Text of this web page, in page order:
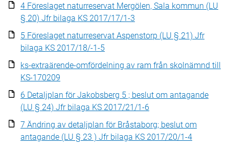
4 Föreslaget naturreservat Mergölen, Sala kommun (LU
§ 20) Jfr bilaga KS 2017/17/1-3
5 Föreslaget naturreservat Aspenstorp (LU § 21) Jfr
bilaga KS 2017/18/-1-5
ks-extraärende-omfördelning av ram från skolnämnd till
KS-170209
6 Detaljplan för Jakobsberg 5 ; beslut om antagande
(LU § 24) Jfr bilaga KS 2017/21/1-6
7 Ändring av detaljplan för Bråstaborg; beslut om
antagande (LU § 23 ) Jfr bilaga KS 2017/20/1-4